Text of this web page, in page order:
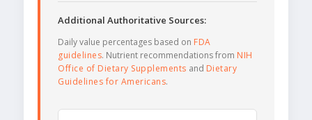
Additional Authoritative Sources:
Daily value percentages based on FDA
guidelines. Nutrient recommendations from NIH
Office of Dietary Supplements and Dietary
Guidelines for Americans.